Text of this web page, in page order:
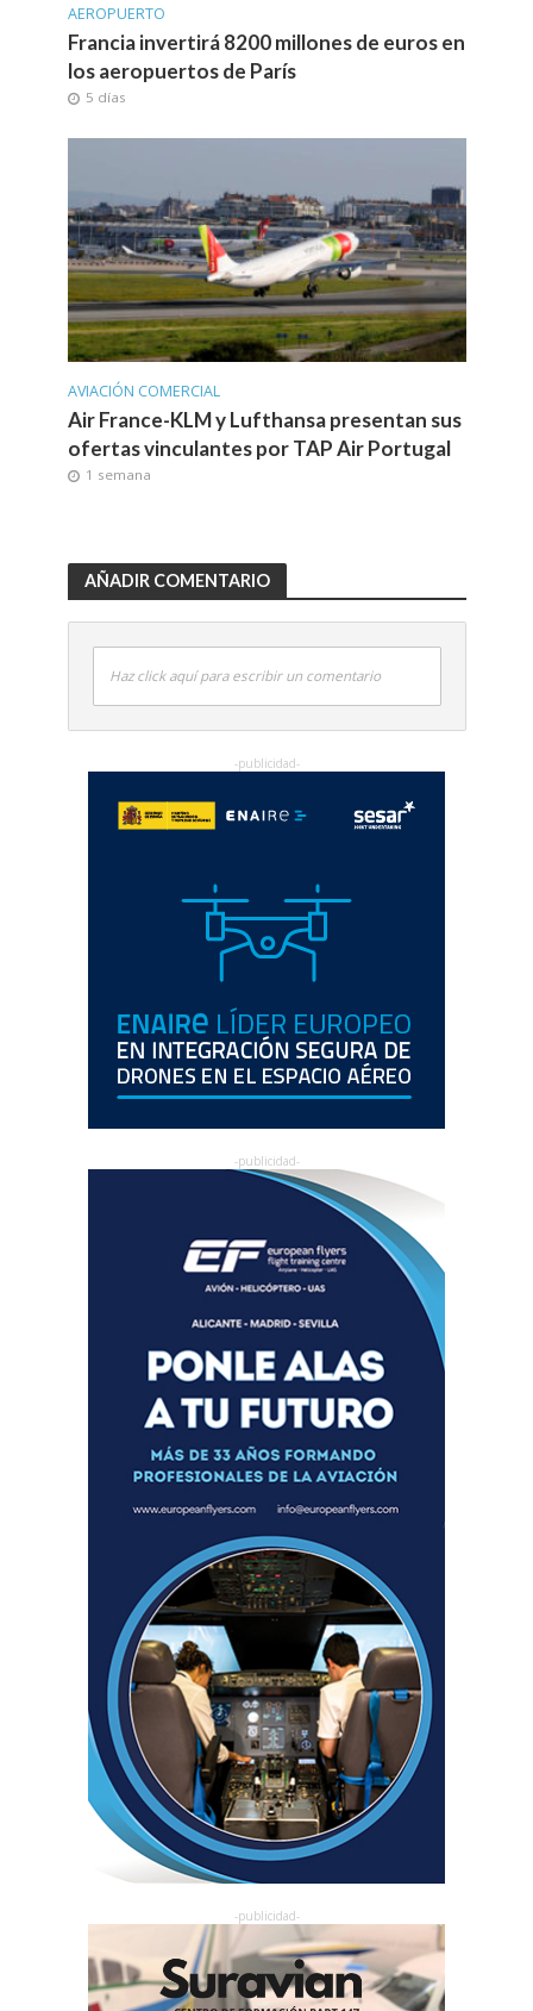
AEROPUERTO
Francia invertirá 8200 millones de euros en
los aeropuertos de París
5 días
AVIACIÓN COMERCIAL
Air France-KLM y Lufthansa presentan sus
ofertas vinculantes por TAP Air Portugal
1 semana
AÑADIR COMENTARIO
Haz click aquí para escribir un comentario